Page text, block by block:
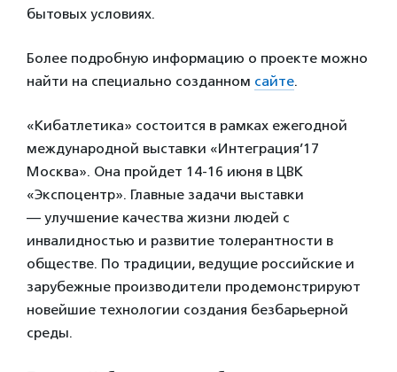
бытовых условиях.
Более подробную информацию о проекте можно
найти на специально созданном сайте.
«Кибатлетика» состоится в рамках ежегодной
международной выставки «Интеграция’17
Москва». Она пройдет 14-16 июня в ЦВК
«Экспоцентр». Главные задачи выставки
— улучшение качества жизни людей с
инвалидностью и развитие толерантности в
обществе. По традиции, ведущие российские и
зарубежные производители продемонстрируют
новейшие технологии создания безбарьерной
среды.